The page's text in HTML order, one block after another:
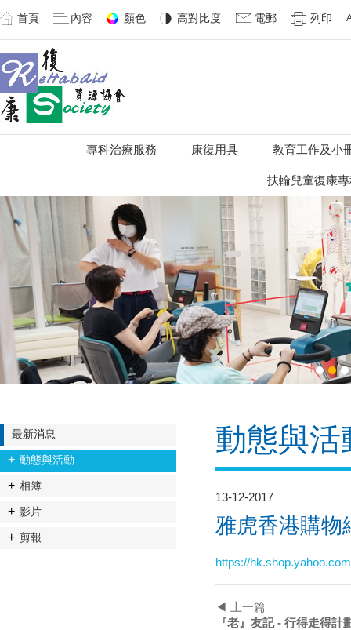
首頁 內容 顏色 高對比度 電郵 列印
專科治療服務 康復用具 教育工作及小
扶輪兒童復康
1 2 3
最新消息
動態與活動
相簿
影片
剪報
動態與活
13-12-2017
雅虎香港購物
https://
◀ 上一篇
『老』友記 - 行得走得計